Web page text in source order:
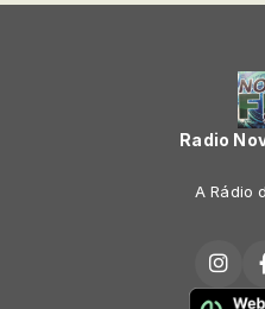
Radio
A Rádio